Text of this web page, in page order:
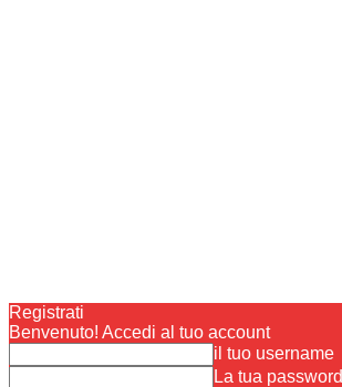
Registrati
Benvenuto! Accedi al tuo account
il tuo username
La tua password